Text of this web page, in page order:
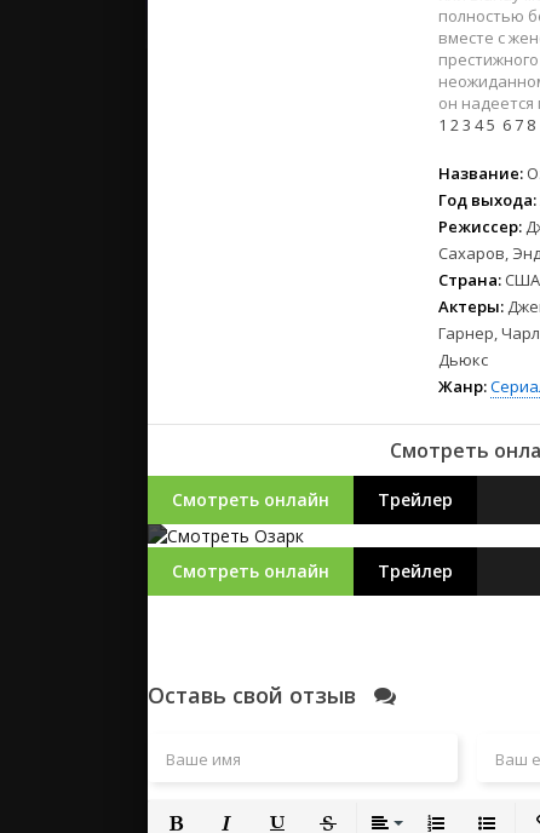
2022
2021
Русские
полностью
вместе с
он
1 23 45 67 8
Название:
Год выхода:
Режиссер:
Сахаров,
Страна: США
Актеры:
Гарнер,
Дьюкс
Жанр:
Смотреть
Смотреть онлайн Трейлер
Смотреть онлайн Трейлер
Оставь свой отзыв